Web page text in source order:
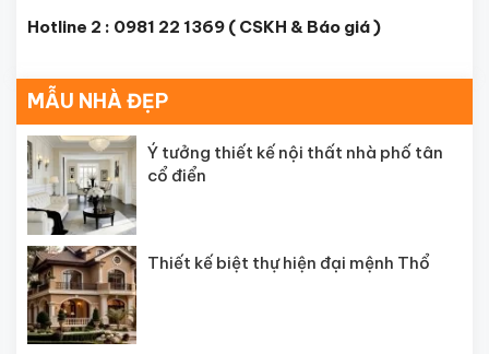
Hotline 2 : 0981 22 1369 ( CSKH & Báo giá )
MẪU NHÀ ĐẸP
Ý tưởng thiết kế nội thất nhà phố tân
cổ điển
Thiết kế biệt thự hiện đại mệnh Thổ